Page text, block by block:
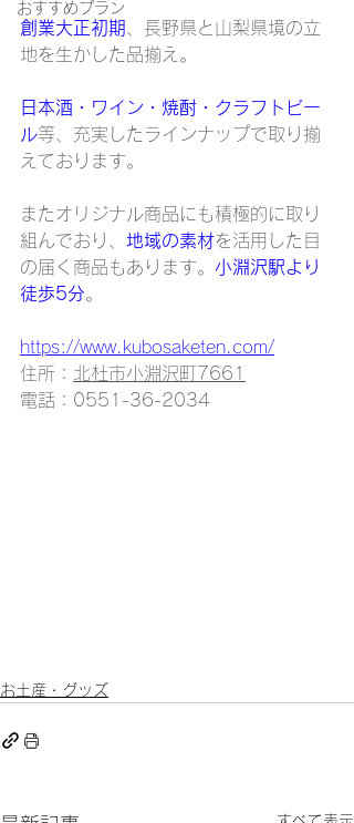
おすすめプラン
創業大正初期
、長野県と山梨県境の立
地を生かした品揃え。
日本酒・ワイン・焼酎・クラフトビー
ル等、充実したラインナップで取り揃
えております。
またオリジナル商品にも積極的に取り
組んでおり、 地域の素材を活用した目
の届く商品もあります。 小淵沢駅より
徒歩5分。
https://www.kubosaketen.com/
住所： 北杜市小淵沢町7661
​電話：0551-36-2034
お土産・グッズ